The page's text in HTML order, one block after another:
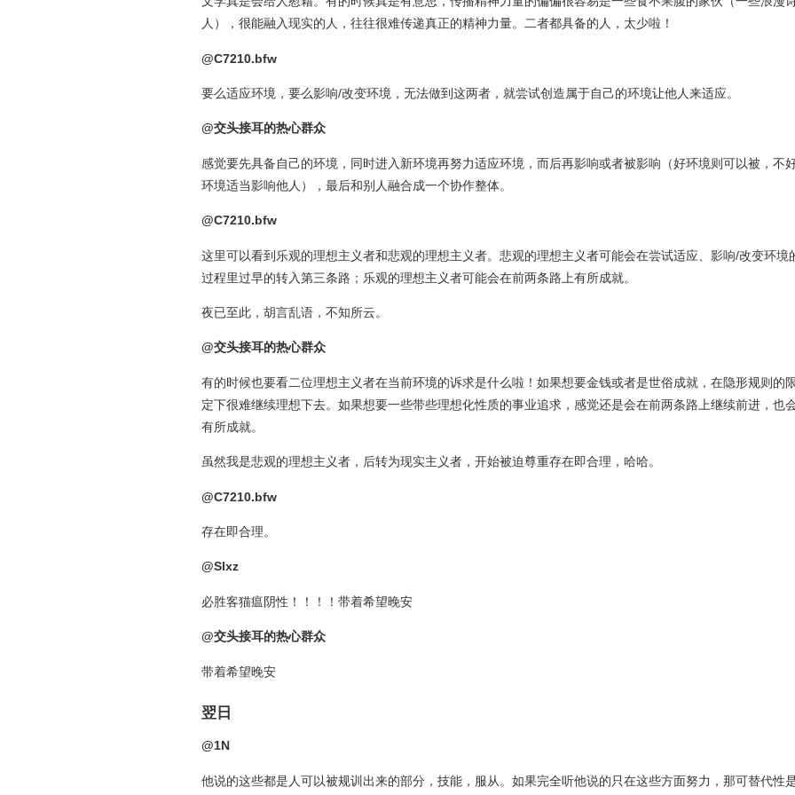
人），很能融入现实的人，往往很难传递真正的精神力量。二者都具备的人，太少啦！
@C7210.bfw
要么适应环境，要么影响/改变环境，无法做到这两者，就尝试创造属于自己的环境让他人来适应。
@交头接耳的热心群众
感觉要先具备自己的环境，同时进入新环境再努力适应环境，而后再影响或者被影响（好环境则可以被，不
环境适当影响他人），最后和别人融合成一个协作整体。
@C7210.bfw
这里可以看到乐观的理想主义者和悲观的理想主义者。悲观的理想主义者可能会在尝试适应、影响/改变环境
过程里过早的转入第三条路；乐观的理想主义者可能会在前两条路上有所成就。
夜已至此，胡言乱语，不知所云。
@交头接耳的热心群众
有的时候也要看二位理想主义者在当前环境的诉求是什么啦！如果想要金钱或者是世俗成就，在隐形规则的
定下很难继续理想下去。如果想要一些带些理想化性质的事业追求，感觉还是会在前两条路上继续前进，也
有所成就。
虽然我是悲观的理想主义者，后转为现实主义者，开始被迫尊重存在即合理，哈哈。
@C7210.bfw
存在即合理。
@Slxz
必胜客猫瘟阴性！！！！带着希望晚安
@交头接耳的热心群众
带着希望晚安
翌日
@1N
他说的这些都是人可以被规训出来的部分，技能，服从。如果完全听他说的只在这些方面努力，那可替代性